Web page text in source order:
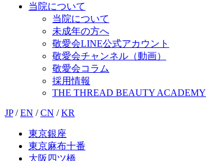
当院について
当院について
未成年の方へ
敬愛会LINE公式アカウント
敬愛会チャンネル（動画）
敬愛会コラム
採用情報
THE THREAD BEAUTY ACADEMY
JP / EN / CN / KR
東京銀座
東京麻布十番
大阪四ツ橋